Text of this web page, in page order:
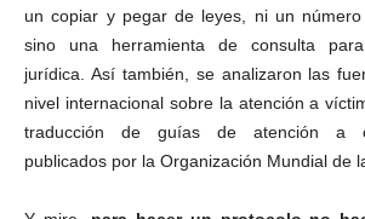
un copiar y pegar de leyes, ni un
sino una herramienta de consulta
jurídica. Así también, se analizaron las
nivel internacional sobre la atención a
traducción de guías de atención a
publicados por la Organización Mundial de